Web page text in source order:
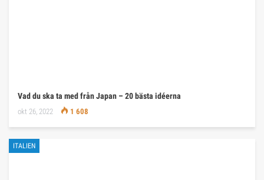
Vad du ska ta med från Japan – 20 bästa idéerna
okt 26, 2022 1 608
ITALIEN